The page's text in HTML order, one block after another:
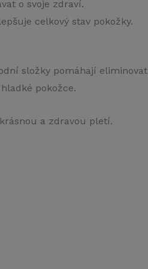
o svoje zdraví.
celkový stav pokožky.
složky pomáhají eliminovat
pokožce.
a zdravou pletí.